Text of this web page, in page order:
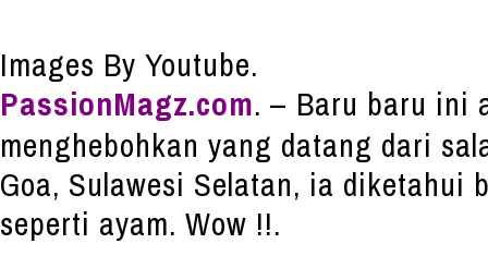
Images By Youtube.
PassionMagz.com. – Baru baru ini
menghebohkan yang datang dari
Goa, Sulawesi Selatan, ia diketahui
seperti ayam. Wow !!.